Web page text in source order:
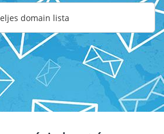
domain lista